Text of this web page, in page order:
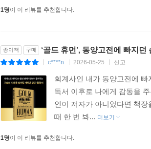
1명이 이 리뷰를 추천합니다.
종이책 구매 ‘골드 휴먼’, 동양고전에 빠지
c****n 2026-05-25 신고
회계사인 내가 동양고전에
독서 이후로 나에게 감동을
인이 저자가 아니었다면 책
때 한 번 봐... 더보기
1명이 이 리뷰를 추천합니다.